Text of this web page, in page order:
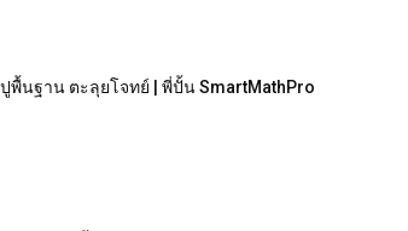
นฐาน ตะลุยโจทย์ | พี่ปั้น SmartMathPro